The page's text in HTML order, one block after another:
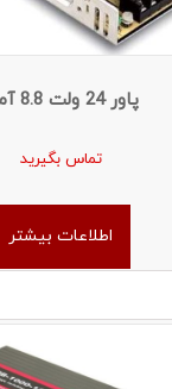
پاور 24 ولت 8.8 آمپر
تماس بگیرید
اطلاعات بیشتر